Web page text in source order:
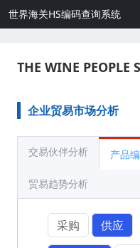
世界海关HS编码查询系统
THE WINE PEOPLE
企业贸易市场分析
交易伙伴分析 产品
贸易趋势分析
采购
供应